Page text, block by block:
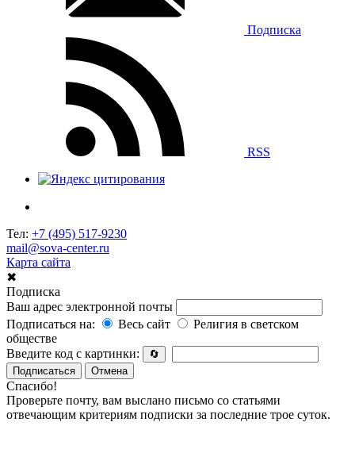
Подписка
RSS
Тел: +7 (495) 517-9230
mail@sova-center.ru
Карта сайта
✖
Подписка
Ваш адрес электронной почты
Подписаться на:
Весь сайт
Религия в светском
обществе
Введите код с картинки:
🔄
Подписаться
Отмена
Спасибо!
Проверьте почту, вам выслано письмо со статьями
отвечающим критериям подписки за последние трое суток.